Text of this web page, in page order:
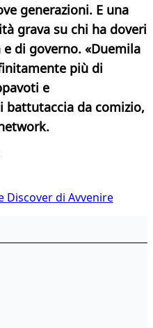
generazioni. E una
grava su chi ha doveri
di governo. «Duemila
più di
e
battutaccia da comizio,
Discover di Avvenire